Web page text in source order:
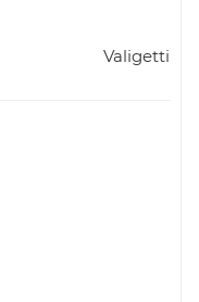
Valigetti